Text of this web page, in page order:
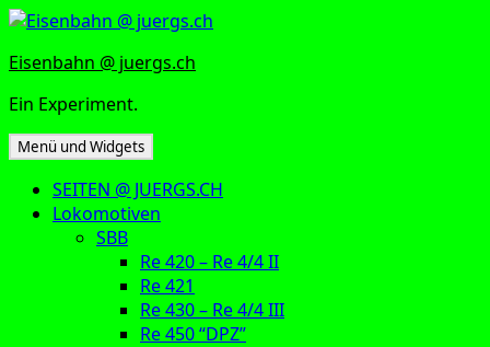
Zum
springen
Eisenbahn @ juergs.ch
Ein Experiment.
Menü und Widgets
SEITEN @ JUERGS.CH
Lokomotiven
SBB
Re 420 – Re 4/4 II
Re 421
Re 430 – Re 4/4 III
Re 450 “DPZ”